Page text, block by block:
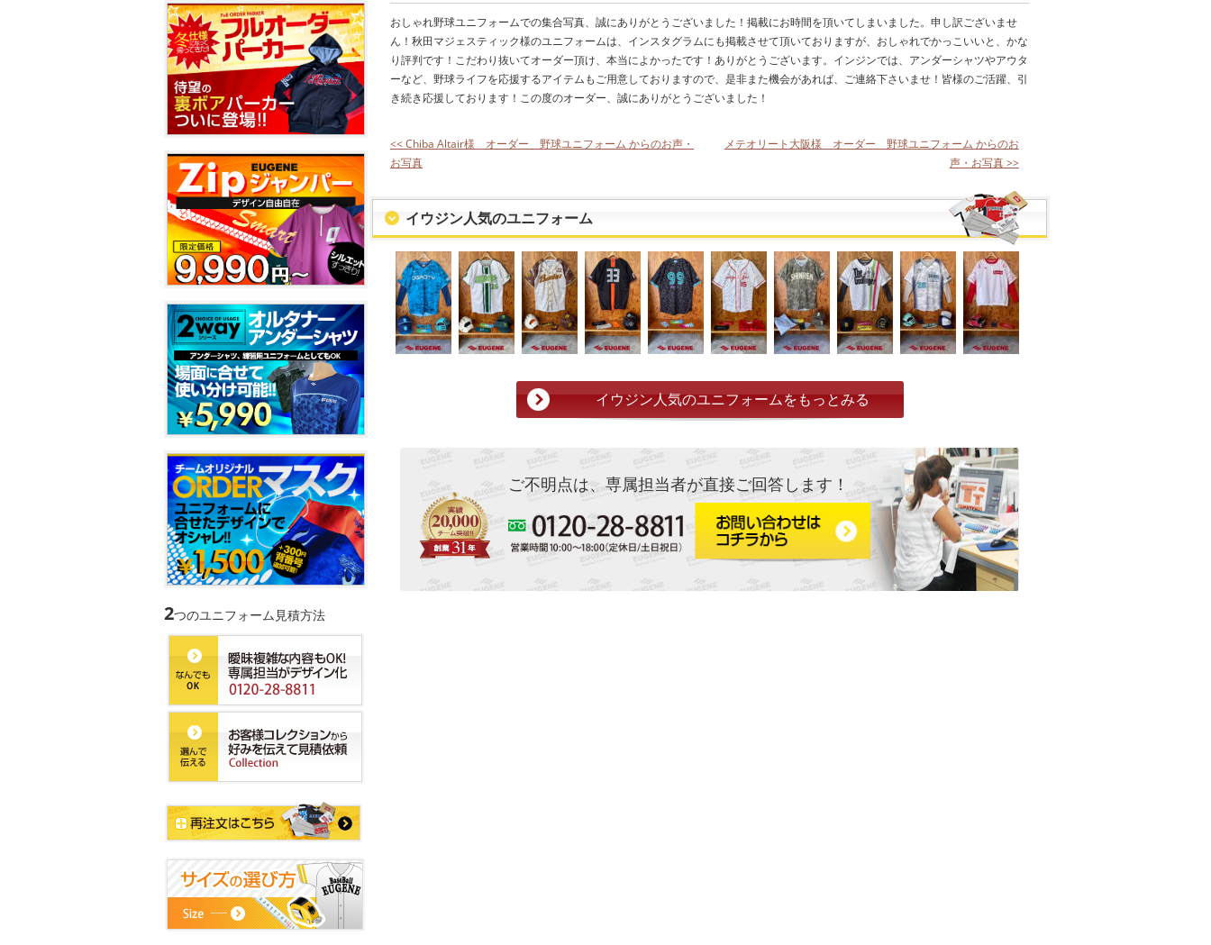
おしゃれ野球ユニフォームでの集合写真、誠にありがとうございました！掲載にお時間を頂いてしまいました。申し訳ございませ
ん！秋田マジェスティック様のユニフォームは、インスタグラムにも掲載させて頂いておりますが、おしゃれでかっこいいと、かな
り評判です！こだわり抜いてオーダー頂け、本当によかったです！ありがとうございます。インジンでは、アンダーシャツやアウタ
ーなど、野球ライフを応援するアイテムもご用意しておりますので、是非また機会があれば、ご連絡下さいませ！皆様のご活躍、引
き続き応援しております！この度のオーダー、誠にありがとうございました！
<< Chiba Altair様 オーダー 野球ユニフォーム からのお声・
お写真
メテオリート大阪様 オーダー 野球ユニフォーム からのお
声・お写真 >>
イウジン人気のユニフォーム
イウジン人気のユニフォームをもっとみる
ご不明点は、専属担当者が直接ご回答します！
2つのユニフォーム見積方法